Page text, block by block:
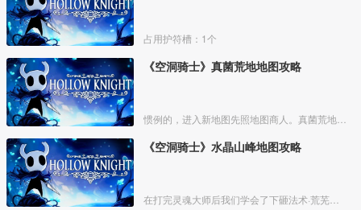
占用护符槽：1个
《空洞骑士》真菌荒地地图攻略
惯例的，进入新地图先照地图商人。真菌荒地的地图商人位置如下
《空洞骑士》水晶山峰地图攻略
在打完灵魂大师后我们学会了下砸法术·荒芜俯冲，之后就能去一些之前不能去的地方了，在出发前可以先去买光莹灯笼，如果之前死的比较多可以在泪水之城的椅子附近刷下钱。如果有多余的钱可以去遗